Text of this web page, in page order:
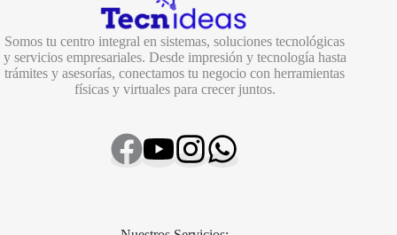
Somos tu centro integral en sistemas, soluciones tecnológicas
y servicios empresariales. Desde impresión y tecnología hasta
trámites y asesorías, conectamos tu negocio con herramientas
físicas y virtuales para crecer juntos.